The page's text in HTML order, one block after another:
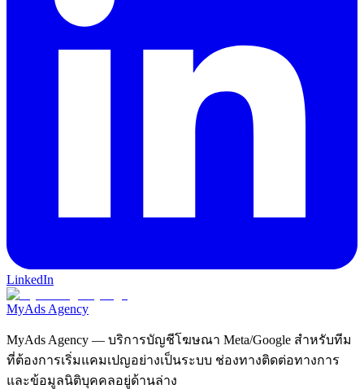
LinkedIn
MyAds Agency
MyAds Agency — บริการบัญชีโฆษณา Meta/Google สำหรับทีม
ที่ต้องการเริ่มแคมเปญอย่างเป็นระบบ ช่องทางติดต่อทางการ
และข้อมูลนิติบุคคลอยู่ด้านล่าง